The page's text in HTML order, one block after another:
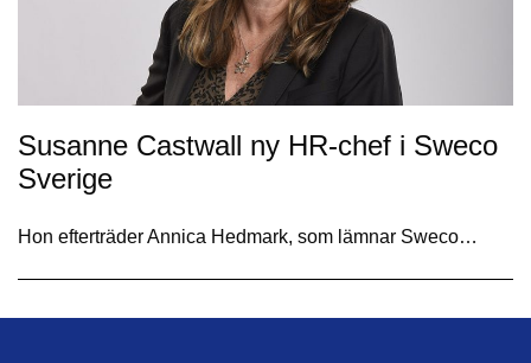
Susanne Castwall ny HR-chef i Sweco
Sverige
Hon efterträder Annica Hedmark, som lämnar Sweco…